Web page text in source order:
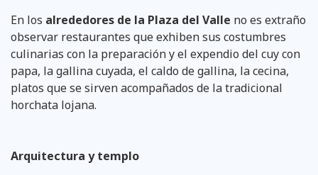
En los alrededores de la Plaza del Valle no es extraño
observar restaurantes que exhiben sus costumbres
culinarias con la preparación y el expendio del cuy con
papa, la gallina cuyada, el caldo de gallina, la cecina,
platos que se sirven acompañados de la tradicional
horchata lojana.
Arquitectura y templo